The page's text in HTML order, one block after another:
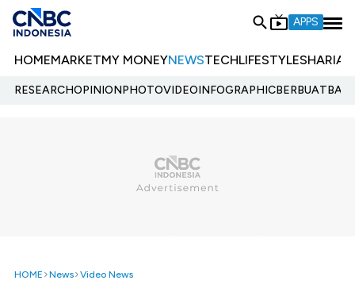
APPS
HOMEMARKETMY MONEYNEWSTECHLIFESTYLESHARIA
RESEARCHOPINIONPHOTOVIDEOINFOGRAPHIC
HOME News Video News